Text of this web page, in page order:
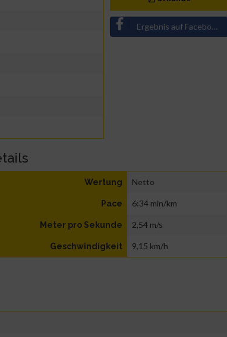
Ergebnis auf Facebook teilen
Wertung Netto
Pace 6:34 min/km
Meter pro Sekunde 2,54 m/s
Geschwindigkeit 9,15 km/h